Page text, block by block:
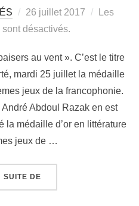
26 juillet 2017
Les
désactivés.
au vent ». C’est le titre
mardi 25 juillet la médaille
jeux de la francophonie.
Abdoul Razak en est
la médaille d’or en littérature
jeux de …
SUITE DE